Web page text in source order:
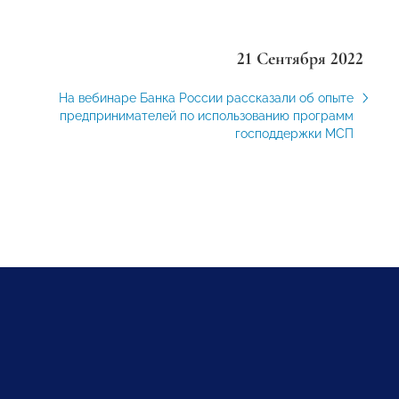
21 Сентября 2022
На вебинаре Банка России рассказали об опыте
предпринимателей по использованию программ
господдержки МСП